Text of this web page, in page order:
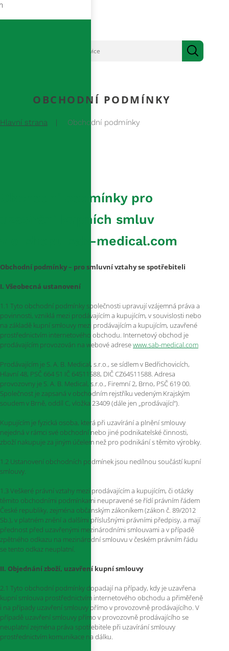
OBCHODNÍ PODMÍNKY
Hlavní strana Obchodní podmínky
Obchodní podmínky pro
uzavírání kupních smluv
v e-shopu sab-medical.com
Obchodní podmínky – pro smluvní vztahy se spotřebiteli
I. Všeobecná ustanovení
1.1 Tyto obchodní podmínky společnosti upravují vzájemná práva a
povinnosti, vzniklá mezi prodávajícím a kupujícím, v souvislosti nebo
na základě kupní smlouvy mezi prodávajícím a kupujícím, uzavřené
prostřednictvím internetového obchodu. Internetový obchod je
prodávajícím provozován na webové adresewww.sab-medical.com
Prodávajícím je S. A. B. Medical, s.r.o., se sídlem v Bedřichovicích,
Hlavní 48, PSČ 664 51 IČ 64511588, DIČ CZ64511588. Adresa
provozovny je S. A. B. Medical, s.r.o., Firemní 2, Brno, PSČ 619 00.
Společnost je zapsaná v obchodním rejstříku vedeným Krajským
soudem v Brně, oddíl C, vložka 23409 (dále jen „prodávající“).
Kupujícím je fyzická osoba, která při uzavírání a plnění smlouvy
nejedná v rámci své obchodní nebo jiné podnikatelské činnosti,
zboží nakupuje za jiným účelem než pro podnikání s těmito výrobky.
1.2 Ustanovení obchodních podmínek jsou nedílnou součástí kupní
smlouvy.
1.3 Veškeré právní vztahy mezi prodávajícím a kupujícím, či otázky
těmito obchodními podmínkami neupravené se řídí právním řádem
České republiky, zejména občanským zákoníkem (zákon č. 89/2012
Sb.), v platném znění a dalšími příslušnými právními předpisy, a mají
přednost před uzavřenými mezinárodními smlouvami a v případě
zpětného odkazu na mezinárodní smlouvu v českém právním řádu
se tento odkaz neuplatní.
II. Objednání zboží, uzavření kupní smlouvy
2.1 Tyto obchodní podmínky dopadají na případy, kdy je uzavřena
kupní smlouva prostřednictvím internetového obchodu a přiměřeně
i na případy uzavření smlouvy přímo v provozovně prodávajícího. V
případě uzavření smlouvy přímo v provozovně prodávajícího se
neuplatní zejména práva spotřebitele při uzavírání smlouvy
prostřednictvím komunikace na dálku.